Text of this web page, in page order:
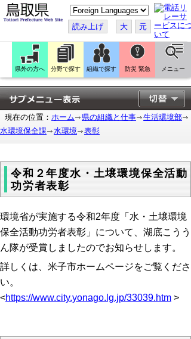
こ
の
ペ
ー
ジ
翻
訳
す
る
読み上げ 大 元
県外の方へ 分野で探す 組織で探す 防災 緊急 メニュー
現在の位置： ホーム 県の組織と仕事
生活環境部
水環境保全課
水環境 表彰
令和２年度水・土壌環境保全活動
功労者表彰
環境省が実施する令和2年度「水・土壌環境
保全活動功労者表彰」について、湖底こうう
ん隊が受賞しましたのでお知らせします。
詳しくは、米子市ホームページをご覧くださ
い。
<https://www.city.yonago.lg.jp/33039.htm >